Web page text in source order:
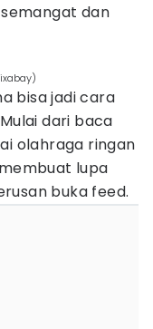
dan
bisa jadi cara
dari baca
olahraga ringan
lupa
buka feed.